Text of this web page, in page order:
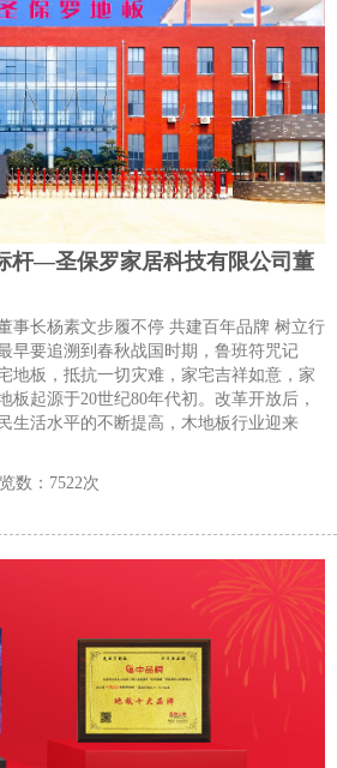
杆—圣保罗家居科技有限公司董
事长杨素文步履不停 共建百年品牌 树立行
早要追溯到春秋战国时期，鲁班符咒记
地板，抵抗一切灾难，家宅吉祥如意，家
板起源于20世纪80年代初。改革开放后，
生活水平的不断提高，木地板行业迎来
数： 7522次